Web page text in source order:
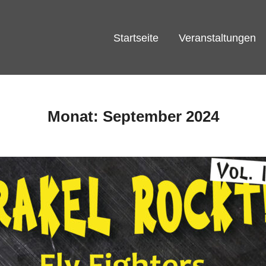
Startseite Veranstaltungen
Monat: September 2024